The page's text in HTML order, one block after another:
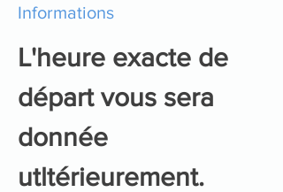
Informations
L'heure exacte de
départ vous sera
donnée
utltérieurement.